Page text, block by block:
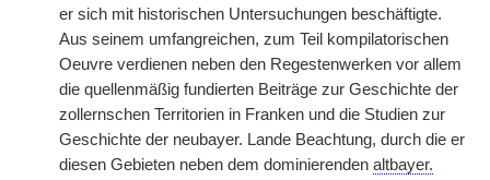
er sich mit historischen Untersuchungen beschäftigte.
Aus seinem umfangreichen, zum Teil kompilatorischen
Oeuvre verdienen neben den Regestenwerken vor allem
die quellenmäßig fundierten Beiträge zur Geschichte der
zollernschen Territorien in Franken und die Studien zur
Geschichte der neubayer. Lande Beachtung, durch die er
diesen Gebieten neben dem dominierenden altbayer.